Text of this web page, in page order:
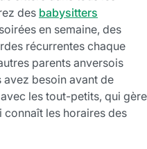
des babysitters
en semaine, des
récurrentes chaque
parents anversois
besoin avant de
les tout-petits, qui gère
les horaires des